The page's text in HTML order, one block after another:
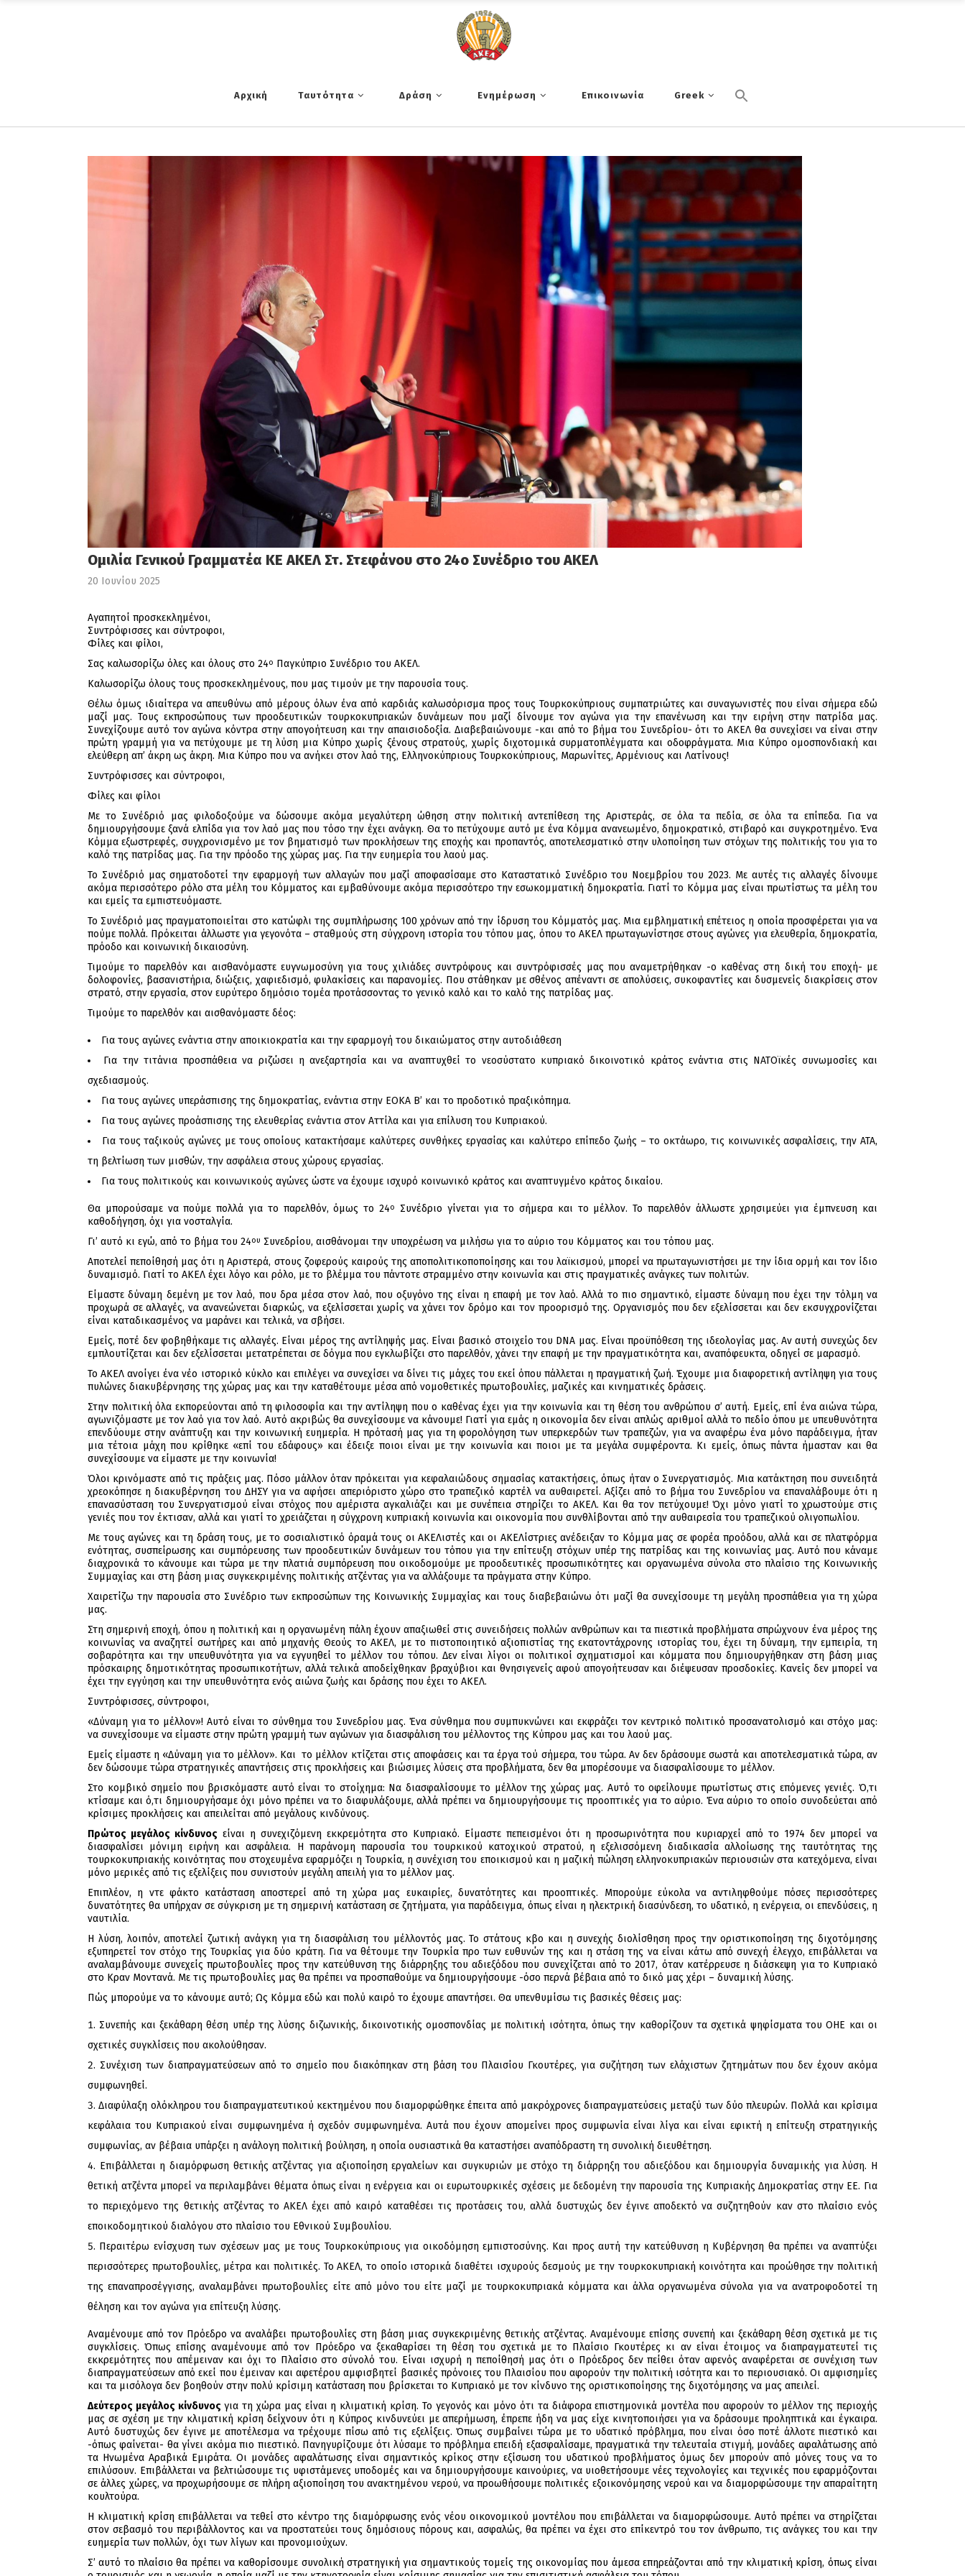
Αρχική Ταυτότητα Δράση Ενημέρωση Επικοινωνία Greek
Ομιλία Γενικού Γραμματέα ΚΕ ΑΚΕΛ Στ. Στεφάνου στο 24ο Συνέδριο του ΑΚΕΛ
20 Ιουνίου 2025
Αγαπητοί προσκεκλημένοι,
Συντρόφισσες και σύντροφοι,
Φίλες και φίλοι,
Σας καλωσορίζω όλες και όλους στο 24ο Παγκύπριο Συνέδριο του ΑΚΕΛ.
Καλωσορίζω όλους τους προσκεκλημένους, που μας τιμούν με την παρουσία τους.
Θέλω όμως ιδιαίτερα να απευθύνω από μέρους όλων ένα από καρδιάς καλωσόρισμα προς τους Τουρκοκύπριους συμπατριώτες και συναγωνιστές που είναι σήμερα εδώ
μαζί μας. Τους εκπροσώπους των προοδευτικών τουρκοκυπριακών δυνάμεων που μαζί δίνουμε τον αγώνα για την επανένωση και την ειρήνη στην πατρίδα μας.
Συνεχίζουμε αυτό τον αγώνα κόντρα στην απογοήτευση και την απαισιοδοξία. Διαβεβαιώνουμε -και από το βήμα του Συνεδρίου- ότι το ΑΚΕΛ θα συνεχίσει να είναι στην
πρώτη γραμμή για να πετύχουμε με τη λύση μια Κύπρο χωρίς ξένους στρατούς, χωρίς διχοτομικά συρματοπλέγματα και οδοφράγματα. Μια Κύπρο ομοσπονδιακή και
ελεύθερη απ’ άκρη ως άκρη. Μια Κύπρο που να ανήκει στον λαό της, Ελληνοκύπριους Τουρκοκύπριους, Μαρωνίτες, Αρμένιους και Λατίνους!
Συντρόφισσες και σύντροφοι,
Φίλες και φίλοι
Με το Συνέδριό μας φιλοδοξούμε να δώσουμε ακόμα μεγαλύτερη ώθηση στην πολιτική αντεπίθεση της Αριστεράς, σε όλα τα πεδία, σε όλα τα επίπεδα. Για να
δημιουργήσουμε ξανά ελπίδα για τον λαό μας που τόσο την έχει ανάγκη. Θα το πετύχουμε αυτό με ένα Κόμμα ανανεωμένο, δημοκρατικό, στιβαρό και συγκροτημένο. Ένα
Κόμμα εξωστρεφές, συγχρονισμένο με τον βηματισμό των προκλήσεων της εποχής και προπαντός, αποτελεσματικό στην υλοποίηση των στόχων της πολιτικής του για το
καλό της πατρίδας μας. Για την πρόοδο της χώρας μας. Για την ευημερία του λαού μας.
Το Συνέδριό μας σηματοδοτεί την εφαρμογή των αλλαγών που μαζί αποφασίσαμε στο Καταστατικό Συνέδριο του Νοεμβρίου του 2023. Με αυτές τις αλλαγές δίνουμε
ακόμα περισσότερο ρόλο στα μέλη του Κόμματος και εμβαθύνουμε ακόμα περισσότερο την εσωκομματική δημοκρατία. Γιατί το Κόμμα μας είναι πρωτίστως τα μέλη του
και εμείς τα εμπιστευόμαστε.
Το Συνέδριό μας πραγματοποιείται στο κατώφλι της συμπλήρωσης 100 χρόνων από την ίδρυση του Κόμματός μας. Μια εμβληματική επέτειος η οποία προσφέρεται για να
πούμε πολλά. Πρόκειται άλλωστε για γεγονότα – σταθμούς στη σύγχρονη ιστορία του τόπου μας, όπου το ΑΚΕΛ πρωταγωνίστησε στους αγώνες για ελευθερία, δημοκρατία,
πρόοδο και κοινωνική δικαιοσύνη.
Τιμούμε το παρελθόν και αισθανόμαστε ευγνωμοσύνη για τους χιλιάδες συντρόφους και συντρόφισσές μας που αναμετρήθηκαν -ο καθένας στη δική του εποχή- με
δολοφονίες, βασανιστήρια, διώξεις, χαφιεδισμό, φυλακίσεις και παρανομίες. Που στάθηκαν με σθένος απέναντι σε απολύσεις, συκοφαντίες και δυσμενείς διακρίσεις στον
στρατό, στην εργασία, στον ευρύτερο δημόσιο τομέα προτάσσοντας το γενικό καλό και το καλό της πατρίδας μας.
Τιμούμε το παρελθόν και αισθανόμαστε δέος:
Για τους αγώνες ενάντια στην αποικιοκρατία και την εφαρμογή του δικαιώματος στην αυτοδιάθεση
Για την τιτάνια προσπάθεια να ριζώσει η ανεξαρτησία και να αναπτυχθεί το νεοσύστατο κυπριακό δικοινοτικό κράτος ενάντια στις ΝΑΤΟϊκές συνωμοσίες και
σχεδιασμούς.
Για τους αγώνες υπεράσπισης της δημοκρατίας, ενάντια στην ΕΟΚΑ Β’ και το προδοτικό πραξικόπημα.
Για τους αγώνες προάσπισης της ελευθερίας ενάντια στον Αττίλα και για επίλυση του Κυπριακού.
Για τους ταξικούς αγώνες με τους οποίους κατακτήσαμε καλύτερες συνθήκες εργασίας και καλύτερο επίπεδο ζωής – το οκτάωρο, τις κοινωνικές ασφαλίσεις, την ΑΤΑ,
τη βελτίωση των μισθών, την ασφάλεια στους χώρους εργασίας.
Για τους πολιτικούς και κοινωνικούς αγώνες ώστε να έχουμε ισχυρό κοινωνικό κράτος και αναπτυγμένο κράτος δικαίου.
Θα μπορούσαμε να πούμε πολλά για το παρελθόν, όμως το 24ο
Συνέδριο γίνεται για το σήμερα και το μέλλον. Το παρελθόν άλλωστε χρησιμεύει για έμπνευση και
καθοδήγηση, όχι για νοσταλγία.
Γι’ αυτό κι εγώ, από το βήμα του 24ου Συνεδρίου, αισθάνομαι την υποχρέωση να μιλήσω για το αύριο του Κόμματος και του τόπου μας.
Αποτελεί πεποίθησή μας ότι η Αριστερά, στους ζοφερούς καιρούς της αποπολιτικοποποίησης και του λαϊκισμού, μπορεί να πρωταγωνιστήσει με την ίδια ορμή και τον ίδιο
δυναμισμό. Γιατί το ΑΚΕΛ έχει λόγο και ρόλο, με το βλέμμα του πάντοτε στραμμένο στην κοινωνία και στις πραγματικές ανάγκες των πολιτών.
Είμαστε δύναμη δεμένη με τον λαό, που δρα μέσα στον λαό, που οξυγόνο της είναι η επαφή με τον λαό. Αλλά το πιο σημαντικό, είμαστε δύναμη που έχει την τόλμη να
προχωρά σε αλλαγές, να ανανεώνεται διαρκώς, να εξελίσσεται χωρίς να χάνει τον δρόμο και τον προορισμό της. Οργανισμός που δεν εξελίσσεται και δεν εκσυγχρονίζεται
είναι καταδικασμένος να μαράνει και τελικά, να σβήσει.
Εμείς, ποτέ δεν φοβηθήκαμε τις αλλαγές. Είναι μέρος της αντίληψής μας. Είναι βασικό στοιχείο του DNA μας. Είναι προϋπόθεση της ιδεολογίας μας. Αν αυτή συνεχώς δεν
εμπλουτίζεται και δεν εξελίσσεται μετατρέπεται σε δόγμα που εγκλωβίζει στο παρελθόν, χάνει την επαφή με την πραγματικότητα και, αναπόφευκτα, οδηγεί σε μαρασμό.
Το ΑΚΕΛ ανοίγει ένα νέο ιστορικό κύκλο και επιλέγει να συνεχίσει να δίνει τις μάχες του εκεί όπου πάλλεται η πραγματική ζωή. Έχουμε μια διαφορετική αντίληψη για τους
πυλώνες διακυβέρνησης της χώρας μας και την καταθέτουμε μέσα από νομοθετικές πρωτοβουλίες, μαζικές και κινηματικές δράσεις.
Στην πολιτική όλα εκπορεύονται από τη φιλοσοφία και την αντίληψη που ο καθένας έχει για την κοινωνία και τη θέση του ανθρώπου σ’ αυτή. Εμείς, επί ένα αιώνα τώρα,
αγωνιζόμαστε με τον λαό για τον λαό. Αυτό ακριβώς θα συνεχίσουμε να κάνουμε! Γιατί για εμάς η οικονομία δεν είναι απλώς αριθμοί αλλά το πεδίο όπου με υπευθυνότητα
επενδύουμε στην ανάπτυξη και την κοινωνική ευημερία. Η πρότασή μας για τη φορολόγηση των υπερκερδών των τραπεζών, για να αναφέρω ένα μόνο παράδειγμα, ήταν
μια τέτοια μάχη που κρίθηκε «επί του εδάφους» και έδειξε ποιοι είναι με την κοινωνία και ποιοι με τα μεγάλα συμφέροντα. Κι εμείς, όπως πάντα ήμασταν και θα
συνεχίσουμε να είμαστε με την κοινωνία!
Όλοι κρινόμαστε από τις πράξεις μας. Πόσο μάλλον όταν πρόκειται για κεφαλαιώδους σημασίας κατακτήσεις, όπως ήταν ο Συνεργατισμός. Μια κατάκτηση που συνειδητά
χρεοκόπησε η διακυβέρνηση του ΔΗΣΥ για να αφήσει απεριόριστο χώρο στο τραπεζικό καρτέλ να αυθαιρετεί. Αξίζει από το βήμα του Συνεδρίου να επαναλάβουμε ότι η
επανασύσταση του Συνεργατισμού είναι στόχος που αμέριστα αγκαλιάζει και με συνέπεια στηρίζει το ΑΚΕΛ. Και θα τον πετύχουμε! Όχι μόνο γιατί το χρωστούμε στις
γενιές που τον έκτισαν, αλλά και γιατί το χρειάζεται η σύγχρονη κυπριακή κοινωνία και οικονομία που συνθλίβονται από την αυθαιρεσία του τραπεζικού ολιγοπωλίου.
Με τους αγώνες και τη δράση τους, με το σοσιαλιστικό όραμά τους οι ΑΚΕΛιστές και οι ΑΚΕΛίστριες ανέδειξαν το Κόμμα μας σε φορέα προόδου, αλλά και σε πλατφόρμα
ενότητας, συσπείρωσης και συμπόρευσης των προοδευτικών δυνάμεων του τόπου για την επίτευξη στόχων υπέρ της πατρίδας και της κοινωνίας μας. Αυτό που κάναμε
διαχρονικά το κάνουμε και τώρα με την πλατιά συμπόρευση που οικοδομούμε με προοδευτικές προσωπικότητες και οργανωμένα σύνολα στο πλαίσιο της Κοινωνικής
Συμμαχίας και στη βάση μιας συγκεκριμένης πολιτικής ατζέντας για να αλλάξουμε τα πράγματα στην Κύπρο.
Χαιρετίζω την παρουσία στο Συνέδριο των εκπροσώπων της Κοινωνικής Συμμαχίας και τους διαβεβαιώνω ότι μαζί θα συνεχίσουμε τη μεγάλη προσπάθεια για τη χώρα
μας.
Στη σημερινή εποχή, όπου η πολιτική και η οργανωμένη πάλη έχουν απαξιωθεί στις συνειδήσεις πολλών ανθρώπων και τα πιεστικά προβλήματα σπρώχνουν ένα μέρος της
κοινωνίας να αναζητεί σωτήρες και από μηχανής Θεούς το ΑΚΕΛ, με το πιστοποιητικό αξιοπιστίας της εκατοντάχρονης ιστορίας του, έχει τη δύναμη, την εμπειρία, τη
σοβαρότητα και την υπευθυνότητα για να εγγυηθεί το μέλλον του τόπου. Δεν είναι λίγοι οι πολιτικοί σχηματισμοί και κόμματα που δημιουργήθηκαν στη βάση μιας
πρόσκαιρης δημοτικότητας προσωπικοτήτων, αλλά τελικά αποδείχθηκαν βραχύβιοι και θνησιγενείς αφού απογοήτευσαν και διέψευσαν προσδοκίες. Κανείς δεν μπορεί να
έχει την εγγύηση και την υπευθυνότητα ενός αιώνα ζωής και δράσης που έχει το ΑΚΕΛ.
Συντρόφισσες, σύντροφοι,
«Δύναμη για το μέλλον»! Αυτό είναι το σύνθημα του Συνεδρίου μας. Ένα σύνθημα που συμπυκνώνει και εκφράζει τον κεντρικό πολιτικό προσανατολισμό και στόχο μας:
να συνεχίσουμε να είμαστε στην πρώτη γραμμή των αγώνων για διασφάλιση του μέλλοντος της Κύπρου μας και του λαού μας.
Εμείς είμαστε η «Δύναμη για το μέλλον». Και το μέλλον κτίζεται στις αποφάσεις και τα έργα τού σήμερα, του τώρα. Αν δεν δράσουμε σωστά και αποτελεσματικά τώρα, αν
δεν δώσουμε τώρα στρατηγικές απαντήσεις στις προκλήσεις και βιώσιμες λύσεις στα προβλήματα, δεν θα μπορέσουμε να διασφαλίσουμε το μέλλον.
Στο κομβικό σημείο που βρισκόμαστε αυτό είναι το στοίχημα: Να διασφαλίσουμε το μέλλον της χώρας μας. Αυτό το οφείλουμε πρωτίστως στις επόμενες γενιές. Ό,τι
κτίσαμε και ό,τι δημιουργήσαμε όχι μόνο πρέπει να το διαφυλάξουμε, αλλά πρέπει να δημιουργήσουμε τις προοπτικές για το αύριο. Ένα αύριο το οποίο συνοδεύεται από
κρίσιμες προκλήσεις και απειλείται από μεγάλους κινδύνους.
Πρώτος μεγάλος κίνδυνος είναι η συνεχιζόμενη εκκρεμότητα στο Κυπριακό. Είμαστε πεπεισμένοι ότι η προσωρινότητα που κυριαρχεί από το 1974 δεν μπορεί να
διασφαλίσει μόνιμη ειρήνη και ασφάλεια. Η παράνομη παρουσία του τουρκικού κατοχικού στρατού, η εξελισσόμενη διαδικασία αλλοίωσης της ταυτότητας της
τουρκοκυπριακής κοινότητας που στοχευμένα εφαρμόζει η Τουρκία, η συνέχιση του εποικισμού και η μαζική πώληση ελληνοκυπριακών περιουσιών στα κατεχόμενα, είναι
μόνο μερικές από τις εξελίξεις που συνιστούν μεγάλη απειλή για το μέλλον μας.
Επιπλέον, η ντε φάκτο κατάσταση αποστερεί από τη χώρα μας ευκαιρίες, δυνατότητες και προοπτικές. Μπορούμε εύκολα να αντιληφθούμε πόσες περισσότερες
δυνατότητες θα υπήρχαν σε σύγκριση με τη σημερινή κατάσταση σε ζητήματα, για παράδειγμα, όπως είναι η ηλεκτρική διασύνδεση, το υδατικό, η ενέργεια, οι επενδύσεις, η
ναυτιλία.
Η λύση, λοιπόν, αποτελεί ζωτική ανάγκη για τη διασφάλιση του μέλλοντός μας. Το στάτους κβο και η συνεχής διολίσθηση προς την οριστικοποίηση της διχοτόμησης
εξυπηρετεί τον στόχο της Τουρκίας για δύο κράτη. Για να θέτουμε την Τουρκία προ των ευθυνών της και η στάση της να είναι κάτω από συνεχή έλεγχο, επιβάλλεται να
αναλαμβάνουμε συνεχείς πρωτοβουλίες προς την κατεύθυνση της διάρρηξης του αδιεξόδου που συνεχίζεται από το 2017, όταν κατέρρευσε η διάσκεψη για το Κυπριακό
στο Κραν Μοντανά. Με τις πρωτοβουλίες μας θα πρέπει να προσπαθούμε να δημιουργήσουμε -όσο περνά βέβαια από το δικό μας χέρι – δυναμική λύσης.
Πώς μπορούμε να το κάνουμε αυτό; Ως Κόμμα εδώ και πολύ καιρό το έχουμε απαντήσει. Θα υπενθυμίσω τις βασικές θέσεις μας:
Συνεπής και ξεκάθαρη θέση υπέρ της λύσης διζωνικής, δικοινοτικής ομοσπονδίας με πολιτική ισότητα, όπως την καθορίζουν τα σχετικά ψηφίσματα του ΟΗΕ και οι
σχετικές συγκλίσεις που ακολούθησαν.
Συνέχιση των διαπραγματεύσεων από το σημείο που διακόπηκαν στη βάση του Πλαισίου Γκουτέρες, για συζήτηση των ελάχιστων ζητημάτων που δεν έχουν ακόμα
συμφωνηθεί.
Διαφύλαξη ολόκληρου του διαπραγματευτικού κεκτημένου που διαμορφώθηκε έπειτα από μακρόχρονες διαπραγματεύσεις μεταξύ των δύο πλευρών. Πολλά και κρίσιμα
κεφάλαια του Κυπριακού είναι συμφωνημένα ή σχεδόν συμφωνημένα. Αυτά που έχουν απομείνει προς συμφωνία είναι λίγα και είναι εφικτή η επίτευξη στρατηγικής
συμφωνίας, αν βέβαια υπάρξει η ανάλογη πολιτική βούληση, η οποία ουσιαστικά θα καταστήσει αναπόδραστη τη συνολική διευθέτηση.
Επιβάλλεται η διαμόρφωση θετικής ατζέντας για αξιοποίηση εργαλείων και συγκυριών με στόχο τη διάρρηξη του αδιεξόδου και δημιουργία δυναμικής για λύση. Η
θετική ατζέντα μπορεί να περιλαμβάνει θέματα όπως είναι η ενέργεια και οι ευρωτουρκικές σχέσεις με δεδομένη την παρουσία της Κυπριακής Δημοκρατίας στην ΕΕ. Για
το περιεχόμενο της θετικής ατζέντας το ΑΚΕΛ έχει από καιρό καταθέσει τις προτάσεις του, αλλά δυστυχώς δεν έγινε αποδεκτό να συζητηθούν καν στο πλαίσιο ενός
εποικοδομητικού διαλόγου στο πλαίσιο του Εθνικού Συμβουλίου.
Περαιτέρω ενίσχυση των σχέσεων μας με τους Τουρκοκύπριους για οικοδόμηση εμπιστοσύνης. Και προς αυτή την κατεύθυνση η Κυβέρνηση θα πρέπει να αναπτύξει
περισσότερες πρωτοβουλίες, μέτρα και πολιτικές. Το ΑΚΕΛ, το οποίο ιστορικά διαθέτει ισχυρούς δεσμούς με την τουρκοκυπριακή κοινότητα και προώθησε την πολιτική
της επαναπροσέγγισης, αναλαμβάνει πρωτοβουλίες είτε από μόνο του είτε μαζί με τουρκοκυπριακά κόμματα και άλλα οργανωμένα σύνολα για να ανατροφοδοτεί τη
θέληση και τον αγώνα για επίτευξη λύσης.
Αναμένουμε από τον Πρόεδρο να αναλάβει πρωτοβουλίες στη βάση μιας συγκεκριμένης θετικής ατζέντας. Αναμένουμε επίσης συνεπή και ξεκάθαρη θέση σχετικά με τις
συγκλίσεις. Όπως επίσης αναμένουμε από τον Πρόεδρο να ξεκαθαρίσει τη θέση του σχετικά με το Πλαίσιο Γκουτέρες κι αν είναι έτοιμος να διαπραγματευτεί τις
εκκρεμότητες που απέμειναν και όχι το Πλαίσιο στο σύνολό του. Είναι ισχυρή η πεποίθησή μας ότι ο Πρόεδρος δεν πείθει όταν αφενός αναφέρεται σε συνέχιση των
διαπραγματεύσεων από εκεί που έμειναν και αφετέρου αμφισβητεί βασικές πρόνοιες του Πλαισίου που αφορούν την πολιτική ισότητα και το περιουσιακό. Οι αμφισημίες
και τα μισόλογα δεν βοηθούν στην πολύ κρίσιμη κατάσταση που βρίσκεται το Κυπριακό με τον κίνδυνο της οριστικοποίησης της διχοτόμησης να μας απειλεί.
Δεύτερος μεγάλος κίνδυνος για τη χώρα μας είναι η κλιματική κρίση. Το γεγονός και μόνο ότι τα διάφορα επιστημονικά μοντέλα που αφορούν το μέλλον της περιοχής
μας σε σχέση με την κλιματική κρίση δείχνουν ότι η Κύπρος κινδυνεύει με απερήμωση, έπρεπε ήδη να μας είχε κινητοποιήσει για να δράσουμε προληπτικά και έγκαιρα.
Αυτό δυστυχώς δεν έγινε με αποτέλεσμα να τρέχουμε πίσω από τις εξελίξεις. Όπως συμβαίνει τώρα με το υδατικό πρόβλημα, που είναι όσο ποτέ άλλοτε πιεστικό και
-όπως φαίνεται- θα γίνει ακόμα πιο πιεστικό. Πανηγυρίζουμε ότι λύσαμε το πρόβλημα επειδή εξασφαλίσαμε, πραγματικά την τελευταία στιγμή, μονάδες αφαλάτωσης από
τα Ηνωμένα Αραβικά Εμιράτα. Οι μονάδες αφαλάτωσης είναι σημαντικός κρίκος στην εξίσωση του υδατικού προβλήματος όμως δεν μπορούν από μόνες τους να το
επιλύσουν. Επιβάλλεται να βελτιώσουμε τις υφιστάμενες υποδομές και να δημιουργήσουμε καινούριες, να υιοθετήσουμε νέες τεχνολογίες και τεχνικές που εφαρμόζονται
σε άλλες χώρες, να προχωρήσουμε σε πλήρη αξιοποίηση του ανακτημένου νερού, να προωθήσουμε πολιτικές εξοικονόμησης νερού και να διαμορφώσουμε την απαραίτητη
κουλτούρα.
Η κλιματική κρίση επιβάλλεται να τεθεί στο κέντρο της διαμόρφωσης ενός νέου οικονομικού μοντέλου που επιβάλλεται να διαμορφώσουμε. Αυτό πρέπει να στηρίζεται
στον σεβασμό του περιβάλλοντος και να προστατεύει τους δημόσιους πόρους και, ασφαλώς, θα πρέπει να έχει στο επίκεντρό του τον άνθρωπο, τις ανάγκες του και την
ευημερία των πολλών, όχι των λίγων και προνομιούχων.
Σ’ αυτό το πλαίσιο θα πρέπει να καθορίσουμε συνολική στρατηγική για σημαντικούς τομείς της οικονομίας που άμεσα επηρεάζονται από την κλιματική κρίση, όπως είναι